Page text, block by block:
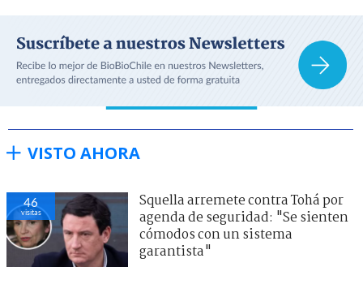
VISTO AHORA
46
visitas
Squella arremete contra Tohá por
agenda de seguridad: "Se sienten
cómodos con un sistema
garantista"